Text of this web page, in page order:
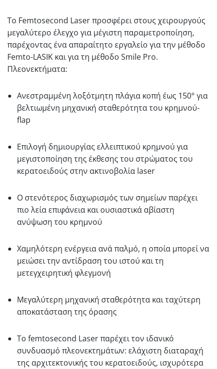
Το Femtosecond Laser προσφέρει στους χειρουργούς
μεγαλύτερο έλεγχο για μέγιστη παραμετροποίηση,
παρέχοντας ένα απαραίτητο εργαλείο για την μέθοδο
Femto-LASIK και για τη μέθοδο Smile Pro.
Πλεονεκτήματα:
Ανεστραμμένη λοξότμητη πλάγια κοπή έως 150° για
βελτιωμένη μηχανική σταθερότητα του κρημνού-
flap
Επιλογή δημιουργίας ελλειπτικού κρημνού για
μεγιστοποίηση της έκθεσης του στρώματος του
κερατοειδούς στην ακτινοβολία laser
Ο στενότερος διαχωρισμός των σημείων παρέχει
πιο λεία επιφάνεια και ουσιαστικά αβίαστη
ανύψωση του κρημνού
Χαμηλότερη ενέργεια ανά παλμό, η οποία μπορεί να
μειώσει την αντίδραση του ιστού και τη
μετεγχειρητική φλεγμονή
Μεγαλύτερη μηχανική σταθερότητα και ταχύτερη
αποκατάσταση της όρασης
Το femtosecond Laser παρέχει τον ιδανικό
συνδυασμό πλεονεκτημάτων: ελάχιστη διαταραχή
της αρχιτεκτονικής του κερατοειδούς, ισχυρότερα